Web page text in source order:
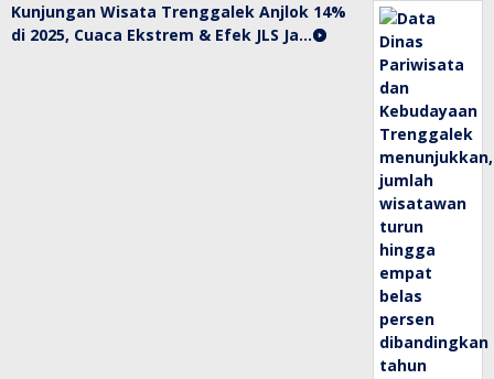
Kunjungan Wisata Trenggalek Anjlok 14%
di 2025, Cuaca Ekstrem & Efek JLS Ja…